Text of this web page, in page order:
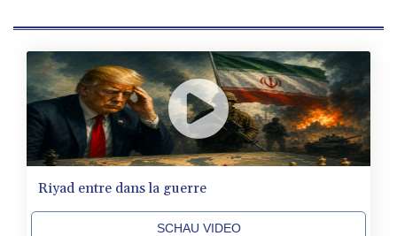
MOP 9.314584
MRU 46.338424
MUR 54.419742
MVR 17.862733
MWK
1998.775164
MXN 20.094074
MYR 4.728715
MZN 73.882892
NGN
Riyad entre dans la guerre
SCHAU VIDEO